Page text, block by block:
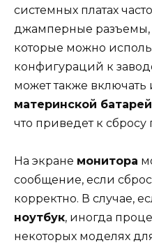
системных платах
джамперные разъемы,
которые можно
конфигураций к
может также включать
материнской
что приведет к сбросу
На экране монитора
сообщение, если
корректно. В случае,
ноутбук, иногда
некоторых моделях